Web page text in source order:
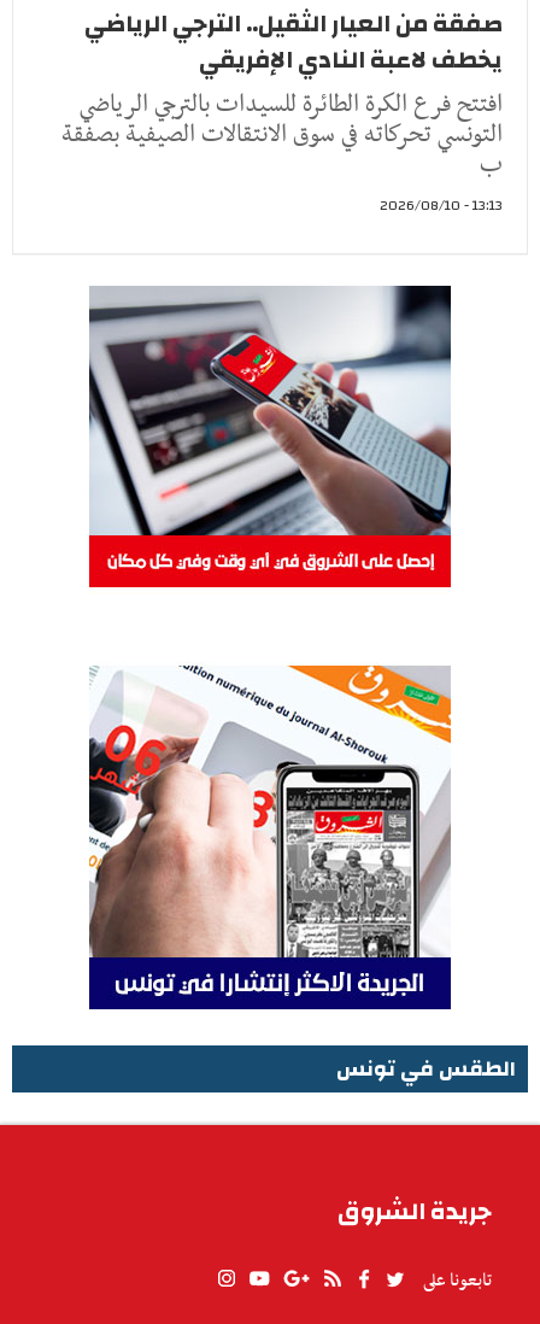
صفقة من العيار الثقيل.. الترجي الرياضي
يخطف لاعبة النادي الإفريقي
افتتح فرع الكرة الطائرة للسيدات بالترجي الرياضي
التونسي تحركاته في سوق الانتقالات الصيفية بصفقة
ب
13:13 - 2026/08/10
الطقس في تونس
جريدة الشروق
تابعونا على